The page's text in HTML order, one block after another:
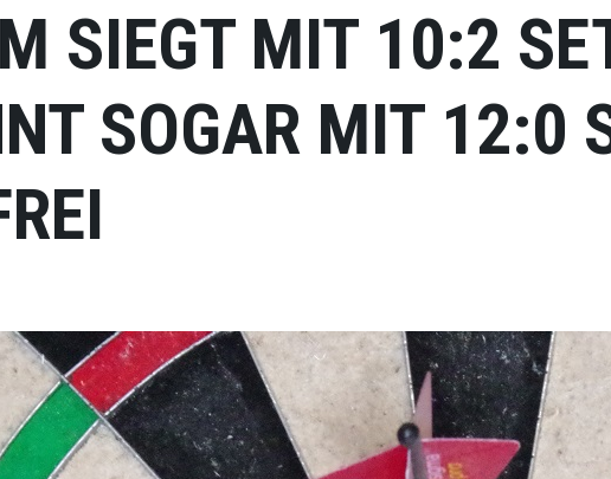
SIEGT MIT 10:2
SOGAR MIT 12:0